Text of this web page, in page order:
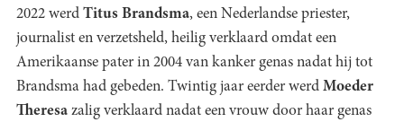
2022 werd Titus Brandsma, een Nederlandse priester,
journalist en verzetsheld, heilig verklaard omdat een
Amerikaanse pater in 2004 van kanker genas nadat hij tot
Brandsma had gebeden. Twintig jaar eerder werd Moeder
Theresa zalig verklaard nadat een vrouw door haar genas